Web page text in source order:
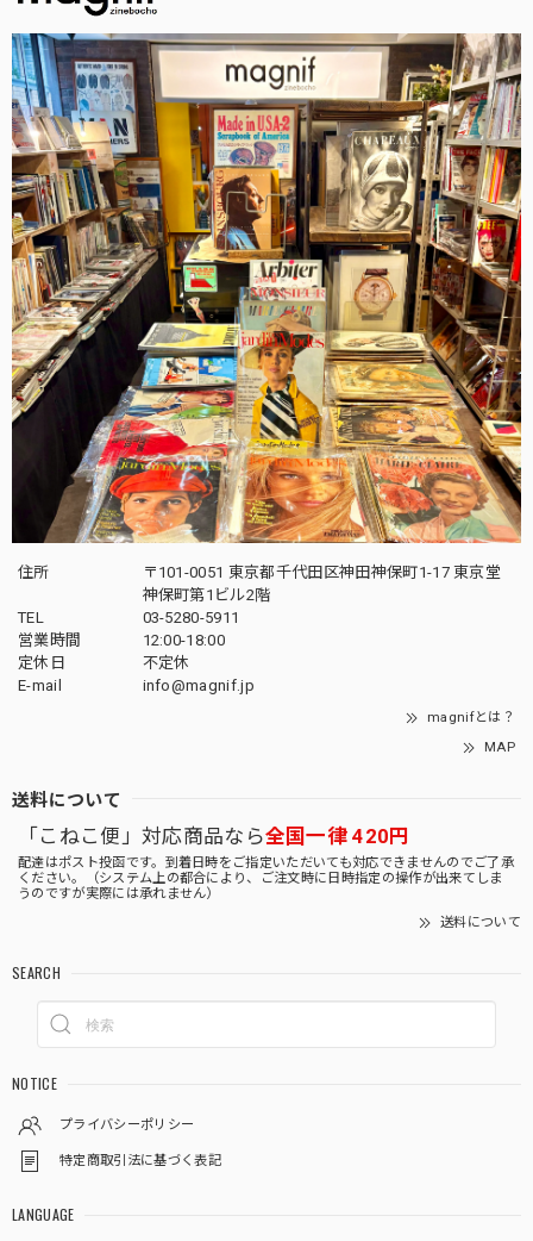
住所
〒101-0051 東京都千代田区神田神保町1-17 東京堂
神保町第1ビル2階
TEL
03-5280-5911
営業時間
12:00-18:00
定休日
不定休
E-mail
info@magnif.jp
magnifとは？
MAP
送料について
「こねこ便」対応商品なら全国一律 420円
配達はポスト投函です。到着日時をご指定いただいても対応できませんのでご了承
ください。（システム上の都合により、ご注文時に日時指定の操作が出来てしま
うのですが実際には承れません）
送料について
SEARCH
NOTICE
プライバシーポリシー
特定商取引法に基づく表記
LANGUAGE